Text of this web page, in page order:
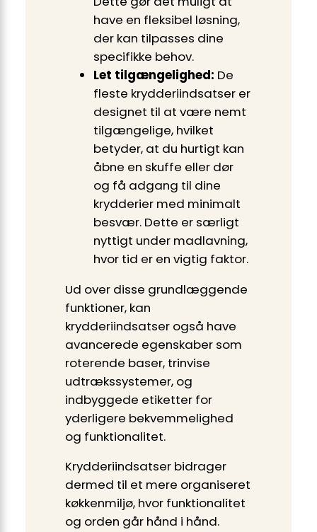
have en fleksibel løsning,
der kan tilpasses dine
specifikke behov.
Let tilgængelighed: De
fleste krydderiindsatser er
designet til at være nemt
tilgængelige, hvilket
betyder, at du hurtigt kan
åbne en skuffe eller dør
og få adgang til dine
krydderier med minimalt
besvær. Dette er særligt
nyttigt under madlavning,
hvor tid er en vigtig faktor.
Ud over disse grundlæggende
funktioner, kan
krydderiindsatser også have
avancerede egenskaber som
roterende baser, trinvise
udtrækssystemer, og
indbyggede etiketter for
yderligere bekvemmelighed
og funktionalitet.
Krydderiindsatser bidrager
dermed til et mere organiseret
køkkenmiljø, hvor funktionalitet
og orden går hånd i hånd.